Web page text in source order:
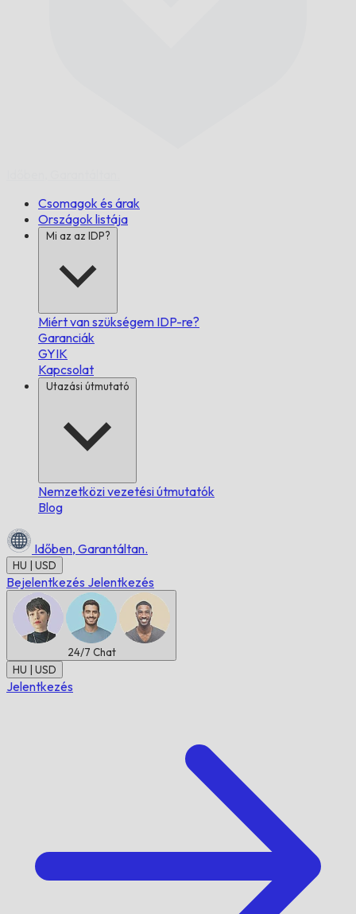
Csomagok és árak
Országok listája
Mi az az IDP?
Miért van szükségem IDP-re?
Garanciák
GYIK
Kapcsolat
Utazási útmutató
Nemzetközi vezetési útmutatók
Blog
Időben, Garantáltan.
HU | USD
Bejelentkezés Jelentkezés
24/7 Chat
HU | USD
Jelentkezés